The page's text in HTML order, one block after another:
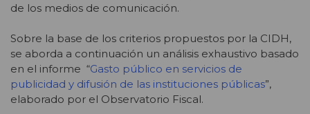
de los medios de comunicación.
Sobre la base de los criterios propuestos por la CIDH,
se aborda a continuación un análisis exhaustivo basado
en el informe “Gasto público en servicios de
publicidad y difusión de las instituciones públicas”,
elaborado por el Observatorio Fiscal.